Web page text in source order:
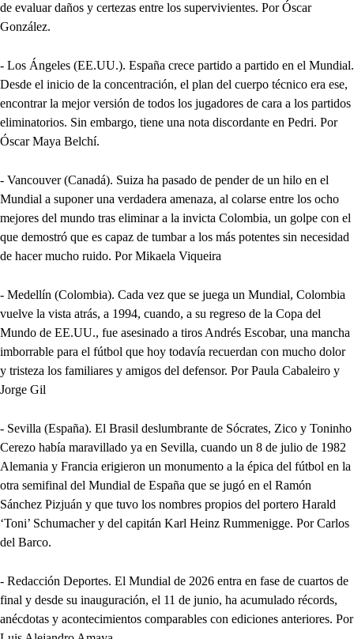
de evaluar daños y certezas entre los supervivientes. Por Óscar
González.
- Los Ángeles (EE.UU.). España crece partido a partido en el Mundial.
Desde el inicio de la concentración, el plan del cuerpo técnico era ese,
encontrar la mejor versión de todos los jugadores de cara a los partidos
eliminatorios. Sin embargo, tiene una nota discordante en Pedri. Por
Óscar Maya Belchí.
- Vancouver (Canadá). Suiza ha pasado de pender de un hilo en el
Mundial a suponer una verdadera amenaza, al colarse entre los ocho
mejores del mundo tras eliminar a la invicta Colombia, un golpe con el
que demostró que es capaz de tumbar a los más potentes sin necesidad
de hacer mucho ruido. Por Mikaela Viqueira
- Medellín (Colombia). Cada vez que se juega un Mundial, Colombia
vuelve la vista atrás, a 1994, cuando, a su regreso de la Copa del
Mundo de EE.UU., fue asesinado a tiros Andrés Escobar, una mancha
imborrable para el fútbol que hoy todavía recuerdan con mucho dolor
y tristeza los familiares y amigos del defensor. Por Paula Cabaleiro y
Jorge Gil
- Sevilla (España). El Brasil deslumbrante de Sócrates, Zico y Toninho
Cerezo había maravillado ya en Sevilla, cuando un 8 de julio de 1982
Alemania y Francia erigieron un monumento a la épica del fútbol en la
otra semifinal del Mundial de España que se jugó en el Ramón
Sánchez Pizjuán y que tuvo los nombres propios del portero Harald
‘Toni’ Schumacher y del capitán Karl Heinz Rummenigge. Por Carlos
del Barco.
- Redacción Deportes. El Mundial de 2026 entra en fase de cuartos de
final y desde su inauguración, el 11 de junio, ha acumulado récords,
anécdotas y acontecimientos comparables con ediciones anteriores. Por